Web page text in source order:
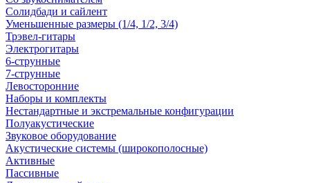
Солидбади и сайлент
Уменьшенные размеры (1/4, 1/2, 3/4)
Трэвел-гитары
Электрогитары
6-струнные
7-струнные
Левосторонние
Наборы и комплекты
Нестандартные и экстремальные конфигурации
Полуакустические
Звуковое оборудование
Акустические системы (широкополосные)
Активные
Пассивные